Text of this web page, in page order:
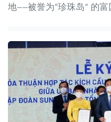
地——被誉为“珍珠岛” 的富